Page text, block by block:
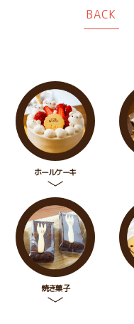
BACK
ホールケーキ
焼き菓子